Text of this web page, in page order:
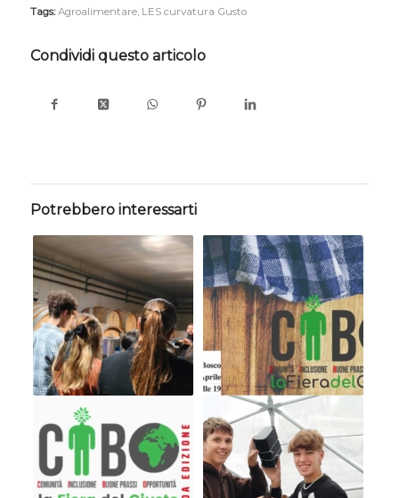
Tags: Agroalimentare, LES curvatura Gusto
Condividi questo articolo
Potrebbero interessarti